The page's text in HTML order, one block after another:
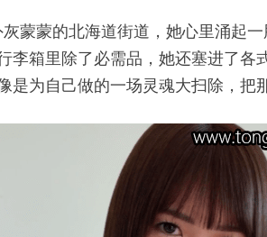
蒙蒙的北海道街道，她心里涌起
箱里除了必需品，她还塞进了
为自己做的一场灵魂大扫除，把